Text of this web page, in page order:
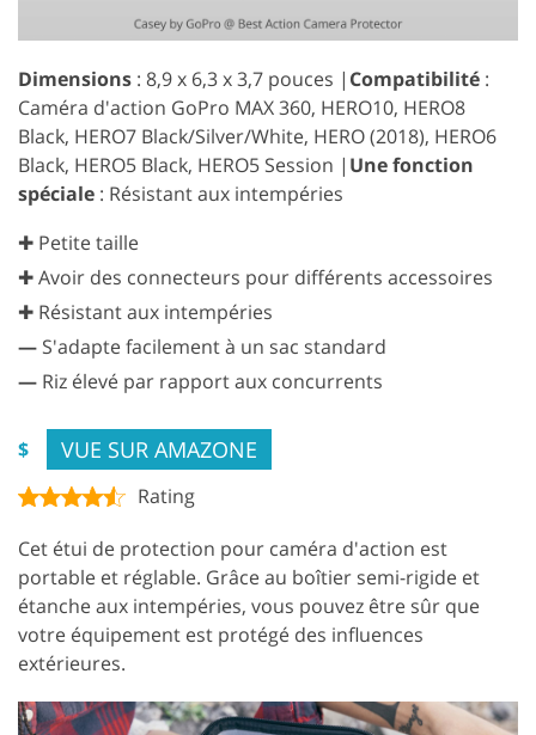
Dimensions : 8,9 x 6,3 x 3,7 pouces | Compatibilité :
Caméra d'action GoPro MAX 360, HERO10, HERO8
Black, HERO7 Black/Silver/White, HERO (2018), HERO6
Black, HERO5 Black, HERO5 Session | Une fonction
spéciale : Résistant aux intempéries
✚ Petite taille
✚ Avoir des connecteurs pour différents accessoires
✚ Résistant aux intempéries
— S'adapte facilement à un sac standard
— Riz élevé par rapport aux concurrents
$ VUE SUR AMAZONE
Rating
Cet étui de protection pour caméra d'action est
portable et réglable. Grâce au boîtier semi-rigide et
étanche aux intempéries, vous pouvez être sûr que
votre équipement est protégé des influences
extérieures.